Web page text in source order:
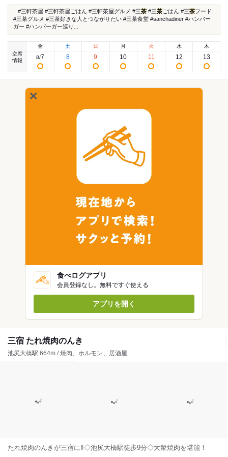
...#三軒茶屋 #三軒茶屋ごはん #三軒茶屋グルメ #三茶 #三茶ごはん #三茶フード
#三茶グルメ #三茶好きな人とつながりたい #三茶食堂 #sanchadiner #ハンバー
ガー #ハンバーガー巡り...
空席
情報
金
8/7
土
8
日
9
月
10
火
11
水
12
木
13
食べログアプリ
会員登録なし。無料ですぐ使える
アプリを開く
三宿 たれ焼肉のんき
池尻大橋駅 664m / 焼肉、ホルモン、居酒屋
たれ焼肉のんきが三宿に‼◇池尻大橋駅徒歩9分◇大衆焼肉を堪能！